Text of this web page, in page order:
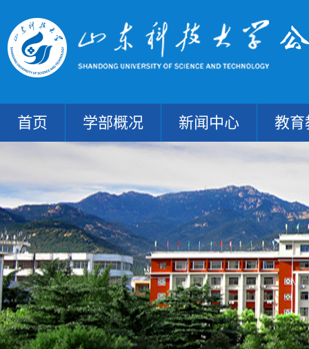
首页 学部概况 新闻中心 教育